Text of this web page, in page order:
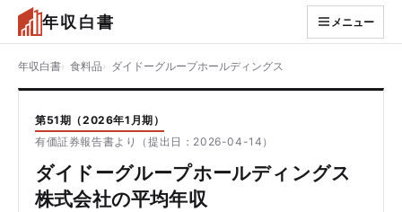
年収白書 メニュー
年収白書 食料品 ダイドーグループホールディングス
第51期（2026年1月期）
有価証券報告書より（提出日：2026-04-14）
ダイドーグループホールディングス
株式会社の平均年収